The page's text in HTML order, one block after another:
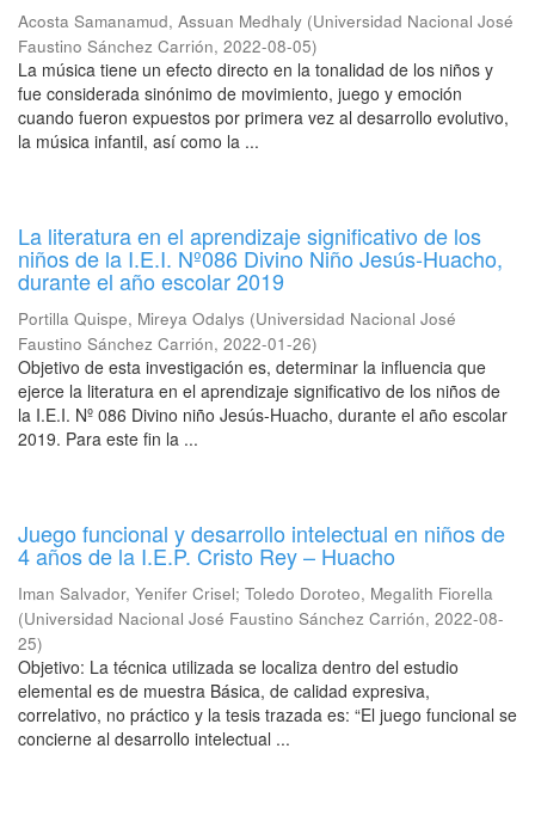
Acosta Samanamud, Assuan Medhaly (Universidad Nacional José
Faustino Sánchez Carrión, 2022-08-05)
La música tiene un efecto directo en la tonalidad de los niños y
fue considerada sinónimo de movimiento, juego y emoción
cuando fueron expuestos por primera vez al desarrollo evolutivo,
la música infantil, así como la ...
La literatura en el aprendizaje significativo de los
niños de la I.E.I. Nº086 Divino Niño Jesús-Huacho,
durante el año escolar 2019
Portilla Quispe, Mireya Odalys (Universidad Nacional José
Faustino Sánchez Carrión, 2022-01-26)
Objetivo de esta investigación es, determinar la influencia que
ejerce la literatura en el aprendizaje significativo de los niños de
la I.E.I. Nº 086 Divino niño Jesús-Huacho, durante el año escolar
2019. Para este fin la ...
Juego funcional y desarrollo intelectual en niños de
4 años de la I.E.P. Cristo Rey – Huacho
Iman Salvador, Yenifer Crisel; Toledo Doroteo, Megalith Fiorella
(Universidad Nacional José Faustino Sánchez Carrión, 2022-08-
25)
Objetivo: La técnica utilizada se localiza dentro del estudio
elemental es de muestra Básica, de calidad expresiva,
correlativo, no práctico y la tesis trazada es: “El juego funcional se
concierne al desarrollo intelectual ...